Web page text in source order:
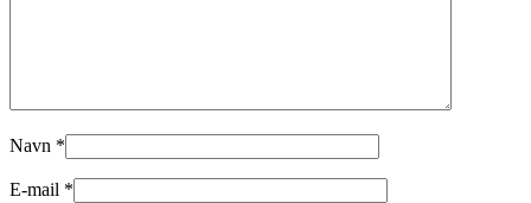
Navn *
E-mail *